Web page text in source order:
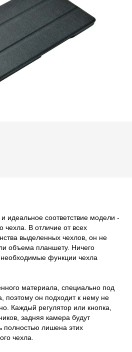
идеальное соответствие модели -
чехла. В отличие от всех
выделенных чехлов, он не
объема планшету. Ничего
функции чехла
материала, специально под
поэтому он подходит к нему не
Каждый регулятор или кнопка,
задняя камера будут
полностью лишена этих
чехла.